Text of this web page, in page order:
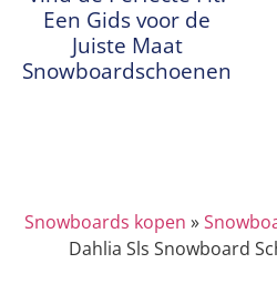
Een Gids voor de
Juiste Maat
Snowboardschoenen
Snowboards kopen »
Dahlia Sls Snowboard